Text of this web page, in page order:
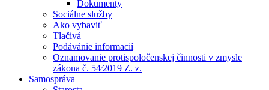
Dokumenty
Sociálne služby
Ako vybaviť
Tlačivá
Podávánie informacií
Oznamovanie protispoločenskej činnosti v zmysle
zákona č. 54⁄2019 Z. z.
Samospráva